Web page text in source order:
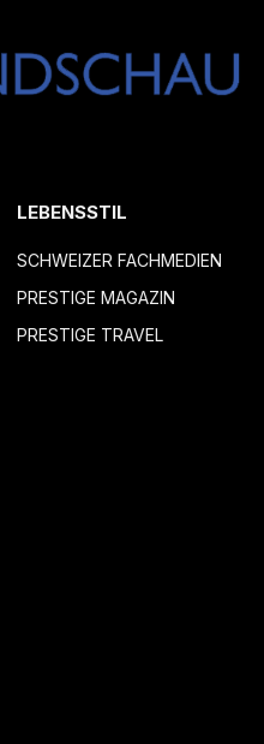
LEBENSSTIL
SCHWEIZER FACHMEDIEN
PRESTIGE MAGAZIN
PRESTIGE TRAVEL